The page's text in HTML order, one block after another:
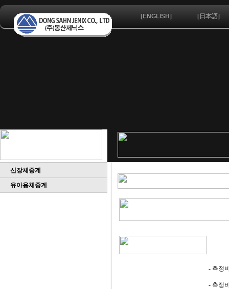
[ENGLISH] [日本語]
신장체중계
유아용체중계
- 측정
- 측정